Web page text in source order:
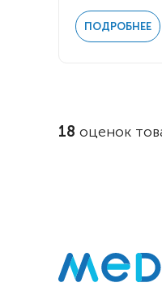
ПОДРОБНЕЕ
18 оценок